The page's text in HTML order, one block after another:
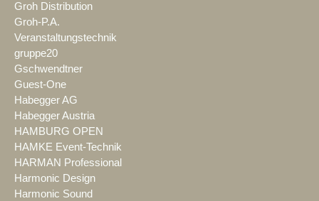
Groh Distribution
Groh-P.A.
Veranstaltungstechnik
gruppe20
Gschwendtner
Guest-One
Habegger AG
Habegger Austria
HAMBURG OPEN
HAMKE Event-Technik
HARMAN Professional
Harmonic Design
Harmonic Sound